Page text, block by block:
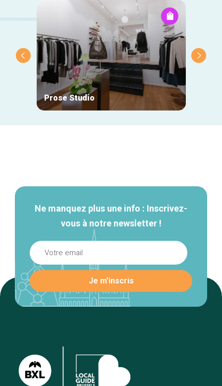
Prose Studio
Ne manquez plus une info : Inscrivez-
vous à notre newsletter !